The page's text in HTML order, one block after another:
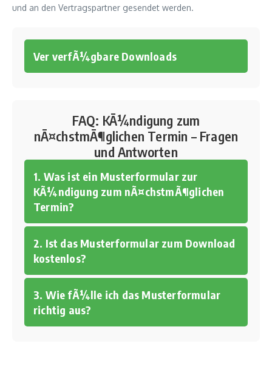
und an den Vertragspartner gesendet werden.
Ver verfÃ¼gbare Downloads
FAQ: KÃ¼ndigung zum
nÃ¤chstmÃ¶glichen Termin – Fragen
und Antworten
1. Was ist ein Musterformular zur
KÃ¼ndigung zum nÃ¤chstmÃ¶glichen
Termin?
2. Ist das Musterformular zum Download
kostenlos?
3. Wie fÃ¼lle ich das Musterformular
richtig aus?